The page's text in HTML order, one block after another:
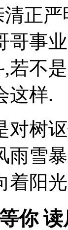
正
哥事
若不
这样.
树讴
雨雪
着阳
你